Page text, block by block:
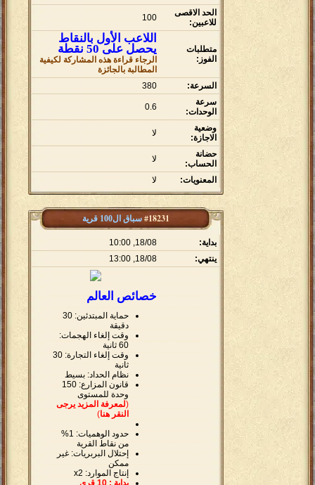
الحد الاقصى
للاعبين:
100
متطلبات
الفوز:
اللاعب الأول بالنقاط
يحصل على 50 نقطة
الرجاء قراءة هذه المشاركة لكيفية
المطالبة بالجائزة
السرعة:
380
سرعة
الوحدات:
0.6
وضعية
الاجازة:
لا
حضانة
الحساب:
لا
المعنويات: لا
#18231 سباق ال100 قرية
بداية:
18/08, 10:00
ينتهي:
18/08, 13:00
خصائص العالم
حماية المبتدئين: 30
دقيقة
وقت إلغاء الهجمات:
60 ثانية
وقت إلغاء التجارة: 30
ثانية
نظام الحداد: بسيط
قانون المزارع: 150
وحدة للمستوى
(لمعرفة المزيد يرجى
النقر هنا)
حدود الوهميات: 1%
من نقاط القرية
إحتلال البربريات: غير
ممكن
إنتاج الموارد: x2